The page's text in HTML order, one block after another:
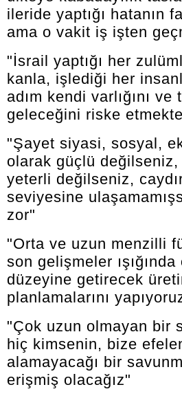
ileride yaptığı hatanın
ama o vakit iş işten
"İsrail yaptığı her
kanla, işlediği her
adım kendi varlığını ve
geleceğini riske
"Şayet siyasi, sosyal,
olarak güçlü
yeterli değilseniz,
seviyesine
zor"
"Orta ve uzun menzilli
son gelişmeler ışığında
düzeyine getirecek
planlamalarını
"Çok uzun olmayan bir
hiç kimsenin, bize
alamayacağı bir
erişmiş olacağız"